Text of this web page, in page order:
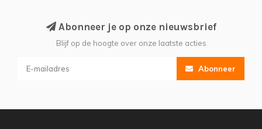
Abonneer je op onze nieuwsbrief
Blijf op de hoogte over onze laatste acties
Abonneer